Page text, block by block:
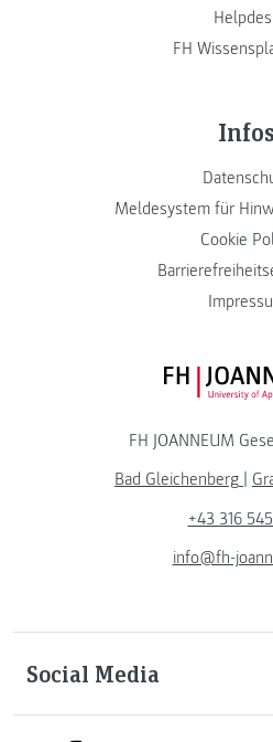
FH
Infos
Meldesystem für
Cookie
FH JOANNEUM
Bad Gleichenberg
+43 316
info@fh-
Social Media